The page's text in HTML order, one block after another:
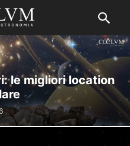
le migliori location